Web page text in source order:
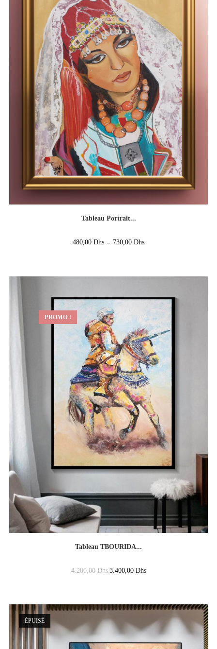
Tableau Portrait...
480,00 Dhs – 730,00 Dhs
PROMO !
Tableau TBOURIDA...
4.200,00Dhs 3.400,00 Dhs
ÉPUISÉ